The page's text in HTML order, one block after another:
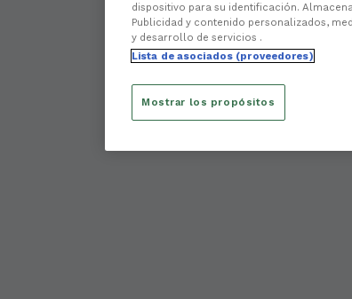
dispositivo para su identificación.
Publicidad y contenido personalizados,
y desarrollo de servicios .
Lista de asociados (proveedores)
Mostrar los propósitos